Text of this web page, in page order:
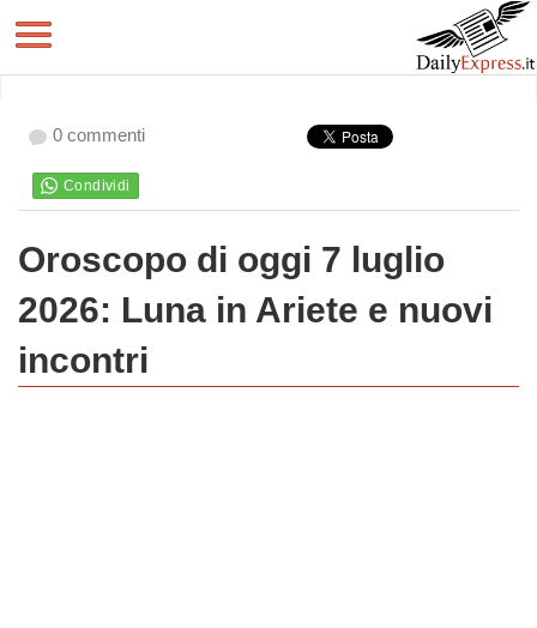
0 commenti
Oroscopo di oggi 7 luglio
2026: Luna in Ariete e nuovi
incontri